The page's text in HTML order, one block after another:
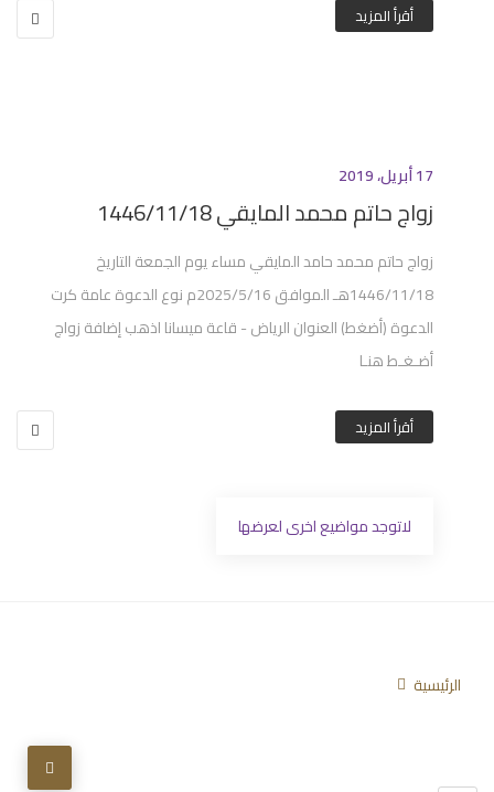
أقرأ المزيد
17 أبريل، 2019
زواج حاتم محمد المايقي 1446/11/18
زواج حاتم محمد حامد المايقي مساء يوم الجمعة التاريخ
1446/11/18هـ الموافق 2025/5/16م نوع الدعوة عامة كرت
الدعوة (أضغط) العنوان الرياض - قاعة ميسانا اذهب إضافة زواج
أضـغـط هنـا
أقرأ المزيد
لاتوجد مواضيع اخرى لعرضها
الرئيسية